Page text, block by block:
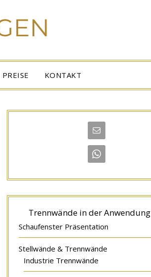
PREISE KONTAKT
Trennwände in der Anwendung
Schaufenster Präsentation
Stellwände & Trennwände
Industrie Trennwände